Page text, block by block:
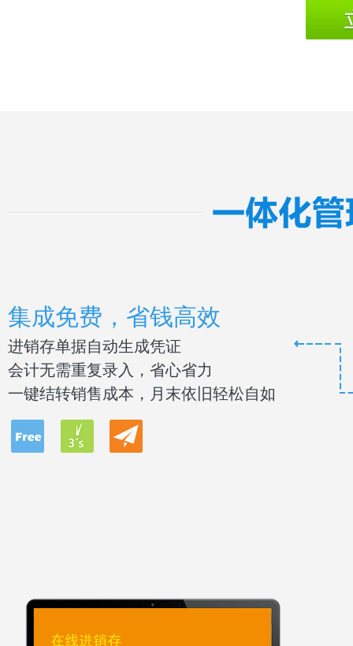
集成免费，省钱高效
进销存单据自动生成凭证
会计无需重复录入，省心省力
一键结转销售成本，月末依旧轻松自如